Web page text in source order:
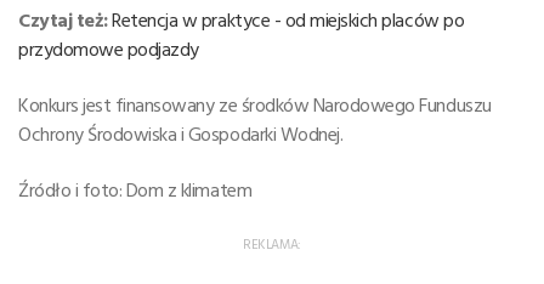
Czytaj też:Retencja w praktyce - od miejskich placów po
przydomowe podjazdy
Konkurs jest finansowany ze środków Narodowego Funduszu
Ochrony Środowiska i Gospodarki Wodnej.
Źródło i foto: Dom z klimatem
REKLAMA: